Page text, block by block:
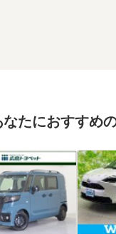
なたにおすすめ